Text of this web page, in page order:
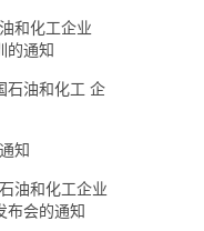
和化工企业
的通知
石油和化工 企
知
油和化工企业
布会的通知